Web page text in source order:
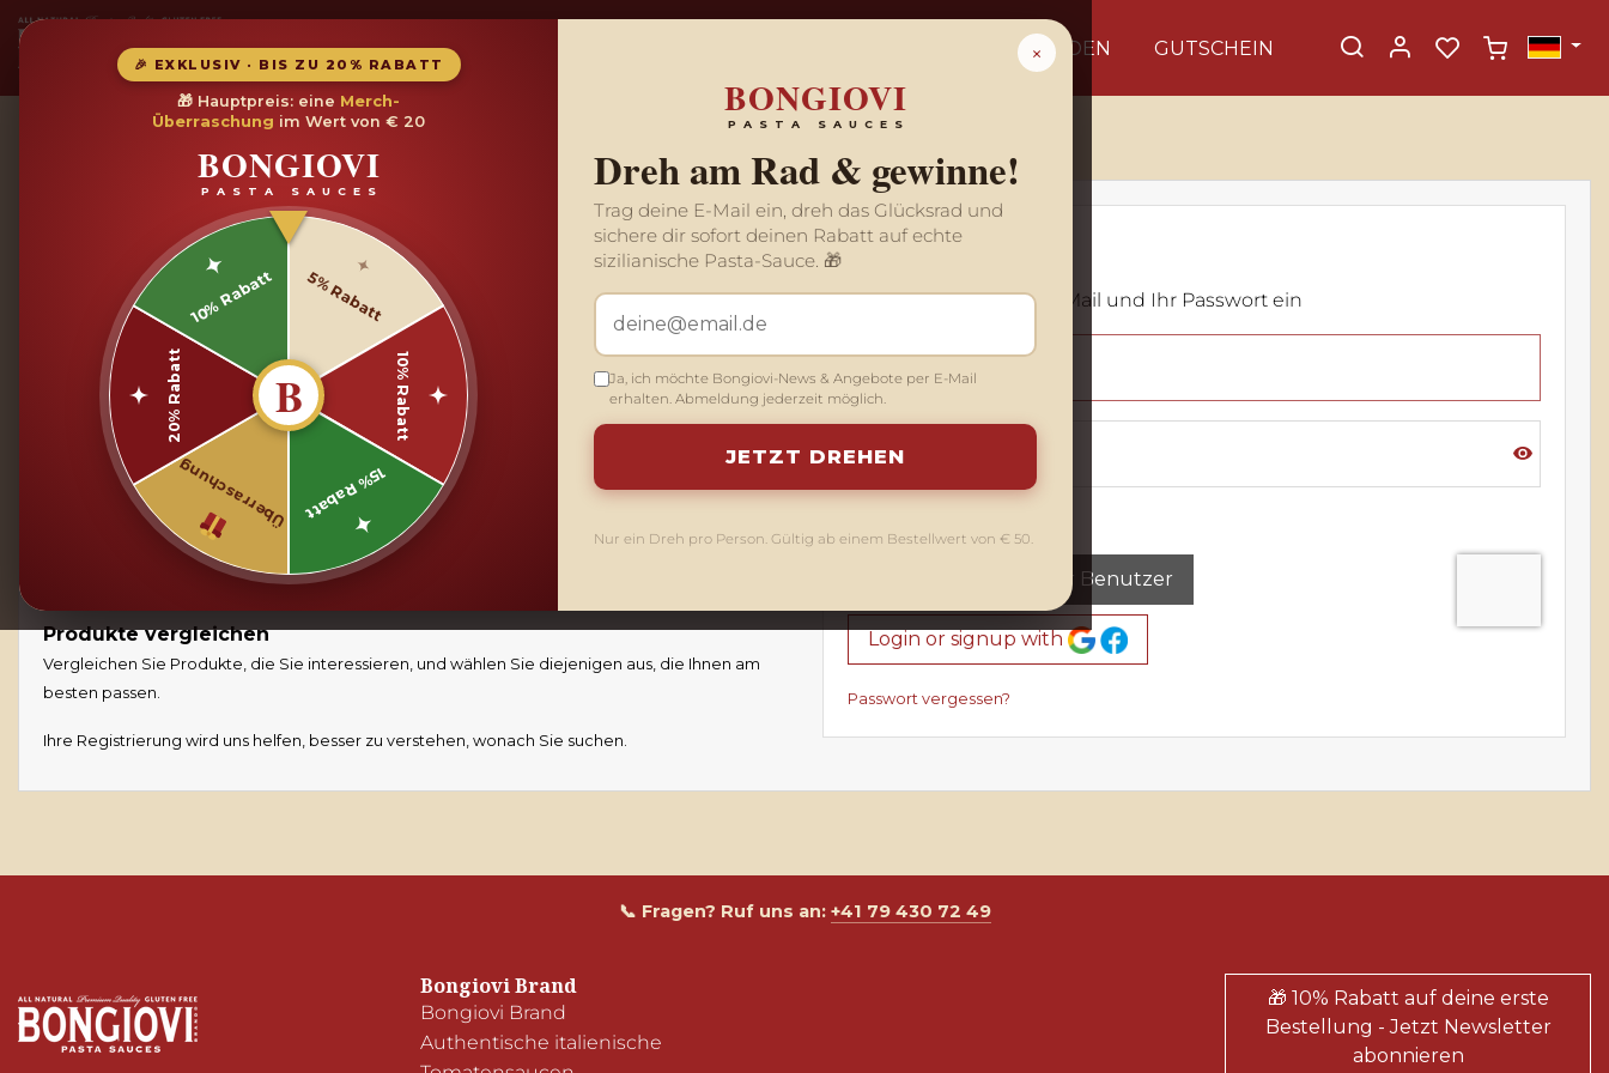
Skip to main content
SAUCEN SHOP
SPENDEN GUTSCHEIN
Mein Profil
Bitte geben Sie Ihre E-Mail und Ihr Passwort ein
Passwort
Neuer Benutzer
Login or signup with
Passwort vergessen?
Onlineshop
Erstelle Deinen eigenen Profilin weniger als zwei Minuten.
Onlineshop
Angemeldete Benutzer können in unserem Online-Shop mit allen Vorteilen und
Sonderangeboten einkaufen, die auf Ihren Geschmack zugeschnitten sind.
Rechnungen
Überprüfen Sie jederzeit Ihre Bestellgeschichte und verwalten Sie wiederkehrende
Bestellungen.
Erstellen und benennen Sie Einkaufslisten nach Ihrer Wahl.
Produkte vergleichen
Vergleichen Sie Produkte, die Sie interessieren, und wählen Sie diejenigen aus, die Ihnen am
besten passen.
Ihre Registrierung wird uns helfen, besser zu verstehen, wonach Sie suchen.
📞 Fragen? Ruf uns an: +41 79 430 72 49
Bongiovi Brand
Bongiovi Brand
Authentische italienische
🎁 10% Rabatt auf deine erste
Bestellung - Jetzt Newsletter
abonnieren
×
🎉 EXKLUSIV · BIS ZU 20% RABATT
🎁 Hauptpreis: eine Merch-
Überraschung im Wert von € 20
BONGIOVI
PASTA SAUCES
5% Rabatt
10% Rabatt
15% Rabatt
Überraschung
20% Rabatt
10% Rabatt
B
BONGIOVI
PASTA SAUCES
Dreh am Rad &
gewinne!
Trag deine E-Mail ein, dreh das Glücksrad und
sichere dir sofort deinen Rabatt auf echte
Ja, ich möchte Bongiovi-News & Angebote per E-Mail